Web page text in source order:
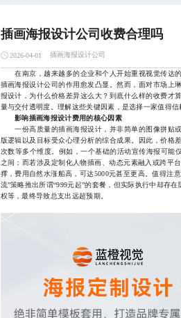
插画海报设计公司收费合理吗
2026-04-01 插画海报设计公司
在南京，越来越多的企业和个人开始重视视觉传达
插画海报设计公司的作用愈发凸显。然而，面对市场上
报设计，为什么价格差异这么大？到底什么样的收费才
量与交付透明度。理解这些关键因素，是选择一家值得
影响插画海报设计费用的核心因素
一份高质量的插画海报设计，并非简单的图像拼贴
版逻辑以及目标受众心理分析的综合成果。因此，价格
次数等多个维度。例如，一个基础的活动宣传海报可能
之间；而若涉及定制化人物插画、动态元素融入或跨平
撑，费用自然水涨船高，可达5000元甚至更高。值得注
流”策略推出所谓“999元起”的套餐，但实际执行中却
权等，最终导致总支出远超预期。